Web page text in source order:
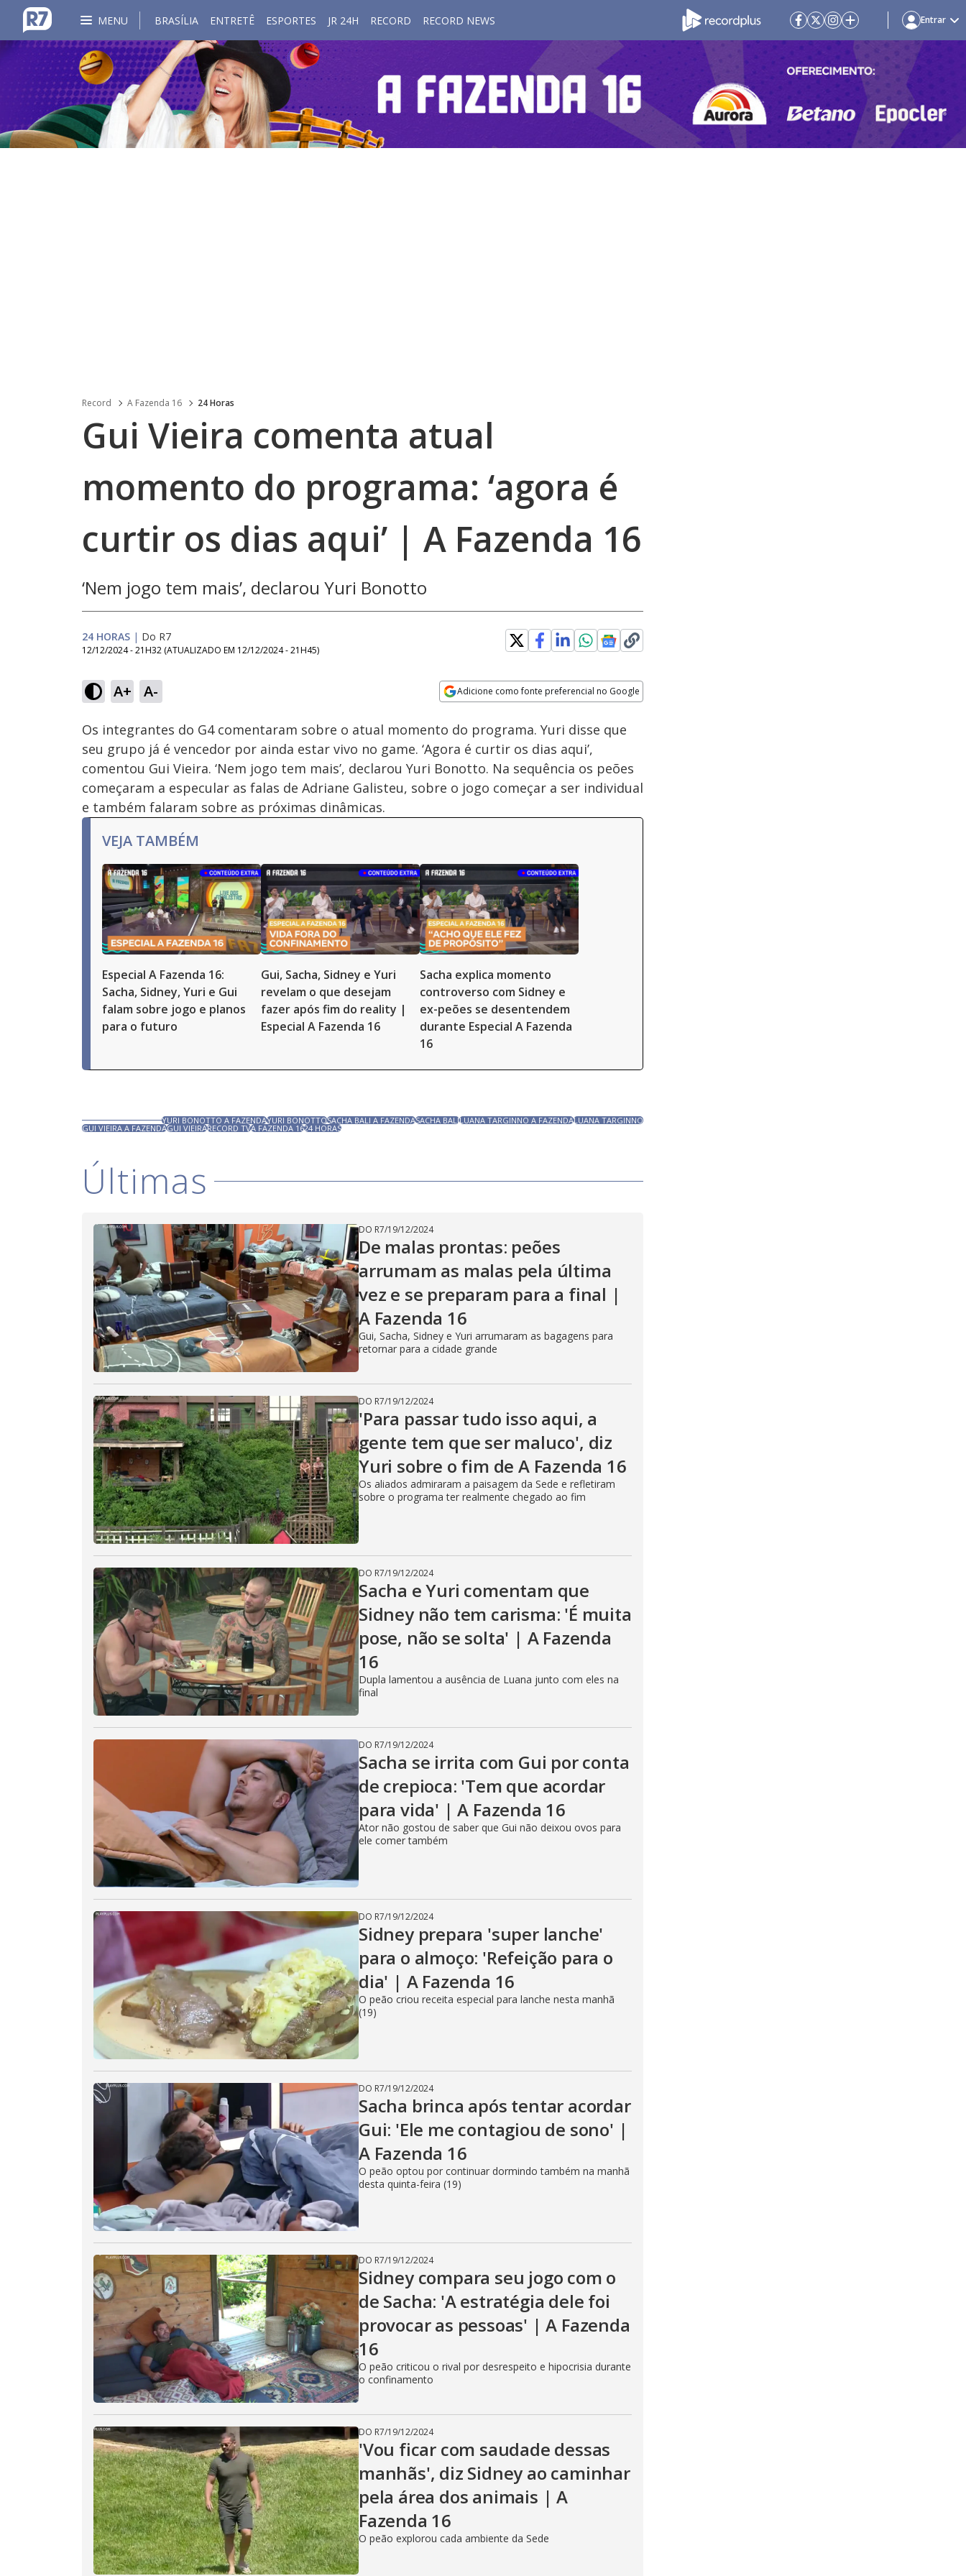
MENU BRASÍLIA ENTRETÊ ESPORTES JR 24H RECORD RECORD NEWS Entrar
Record A Fazenda 16 24 Horas
Gui Vieira comenta atual
momento do programa: ‘agora é
curtir os dias aqui’ | A Fazenda 16
‘Nem jogo tem mais’, declarou Yuri Bonotto
24 HORAS | Do R7
12/12/2024 - 21H32 (ATUALIZADO EM 12/12/2024 - 21H45)
A+ A- Adicione como fonte preferencial no Google
Sidney, Yuri e Gui falam sobre
jogo e planos para o futuro
Ativar
Som
22.94%
Velocidade
Os integrantes do G4 comentaram sobre o atual momento do programa. Yuri disse que
seu grupo já é vencedor por ainda estar vivo no game. ‘Agora é curtir os dias aqui’,
comentou Gui Vieira. ‘Nem jogo tem mais’, declarou Yuri Bonotto. Na sequência os peões
começaram a especular as falas de Adriane Galisteu, sobre o jogo começar a ser individual
e também falaram sobre as próximas dinâmicas.
VEJA TAMBÉM
Especial A Fazenda 16:
Sacha, Sidney, Yuri e Gui
falam sobre jogo e planos
para o futuro
Gui, Sacha, Sidney e Yuri
revelam o que desejam
fazer após fim do reality |
Especial A Fazenda 16
Sacha explica momento
controverso com Sidney e
ex-peões se desentendem
durante Especial A Fazenda
16
YURI BONOTTO A FAZENDAYURI BONOTTOSACHA BALI A FAZENDASACHA BALILUANA TARGINNO A FAZENDALUANA TARGINNO
GUI VIEIRA A FAZENDAGUI VIEIRARECORD TVA FAZENDA 1624 HORAS
Últimas
DO R7/19/12/2024
De malas prontas: peões
arrumam as malas pela última
vez e se preparam para a final |
A Fazenda 16
Gui, Sacha, Sidney e Yuri arrumaram as bagagens para
retornar para a cidade grande
DO R7/19/12/2024
'Para passar tudo isso aqui, a
gente tem que ser maluco', diz
Yuri sobre o fim de A Fazenda 16
Os aliados admiraram a paisagem da Sede e refletiram
sobre o programa ter realmente chegado ao fim
DO R7/19/12/2024
Sacha e Yuri comentam que
Sidney não tem carisma: 'É muita
pose, não se solta' | A Fazenda
16
Dupla lamentou a ausência de Luana junto com eles na
final
DO R7/19/12/2024
Sacha se irrita com Gui por conta
de crepioca: 'Tem que acordar
para vida' | A Fazenda 16
Ator não gostou de saber que Gui não deixou ovos para
ele comer também
DO R7/19/12/2024
Sidney prepara 'super lanche'
para o almoço: 'Refeição para o
dia' | A Fazenda 16
O peão criou receita especial para lanche nesta manhã
(19)
DO R7/19/12/2024
Sacha brinca após tentar acordar
Gui: 'Ele me contagiou de sono' |
A Fazenda 16
O peão optou por continuar dormindo também na manhã
desta quinta-feira (19)
DO R7/19/12/2024
Sidney compara seu jogo com o
de Sacha: 'A estratégia dele foi
provocar as pessoas' | A Fazenda
16
O peão criticou o rival por desrespeito e hipocrisia durante
o confinamento
DO R7/19/12/2024
'Vou ficar com saudade dessas
manhãs', diz Sidney ao caminhar
pela área dos animais | A
Fazenda 16
O peão explorou cada ambiente da Sede